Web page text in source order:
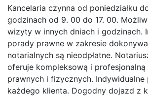
Kancelaria czynna od poniedziałku
godzinach od 9. 00 do 17. 00.
wizyty w innych dniach i godzinach.
porady prawne w zakresie
notarialnych są nieodpłatne.
oferuje kompleksową i profesjonalną
prawnych i fizycznych. Indywidualne
każdego klienta. Dogodny dojazd z